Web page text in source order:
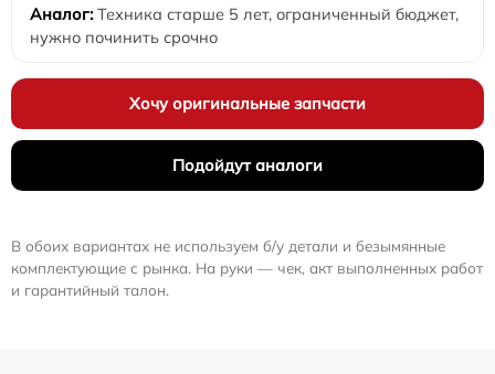
Техника старше 5 лет, ограниченный бюджет,
нужно починить срочно
Хочу оригинальные запчасти
Подойдут аналоги
В обоих вариантах не используем б/у детали и безымянные
комплектующие с рынка. На руки — чек, акт выполненных работ
и гарантийный талон.